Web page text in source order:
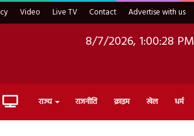
Video Live TV Contact Advertise with us
8/7/2026, 1:00:29 PM
Live राज्य राजनीति क्राइम खेल धर्म